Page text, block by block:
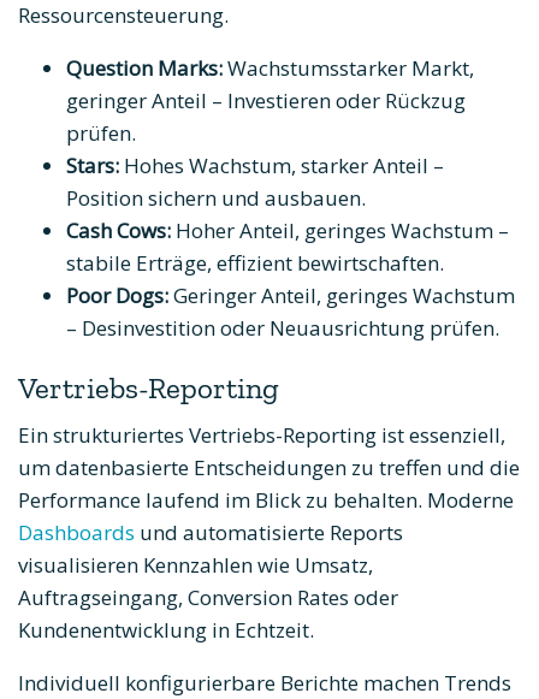
Ressourcensteuerung.
Question Marks:Wachstumsstarker Markt,
geringer Anteil – Investieren oder Rückzug
prüfen.
Stars: Hohes Wachstum, starker Anteil –
Position sichern und ausbauen.
Cash Cows: Hoher Anteil, geringes Wachstum –
stabile Erträge, effizient bewirtschaften.
Poor Dogs:Geringer Anteil, geringes Wachstum
– Desinvestition oder Neuausrichtung prüfen.
Vertriebs-Reporting
Ein strukturiertes Vertriebs-Reporting ist essenziell,
um datenbasierte Entscheidungen zu treffen und die
Performance laufend im Blick zu behalten. Moderne
Dashboards und automatisierte Reports
visualisieren Kennzahlen wie Umsatz,
Auftragseingang, Conversion Rates oder
Kundenentwicklung in Echtzeit.
Individuell konfigurierbare Berichte machen Trends